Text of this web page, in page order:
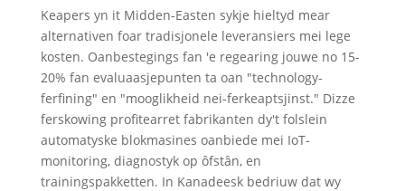
Keapers yn it Midden-Easten sykje hieltyd mear
alternativen foar tradisjonele leveransiers mei lege
kosten. Oanbestegings fan 'e regearing jouwe no 15-
20% fan evaluaasjepunten ta oan "technology-
ferfining" en "mooglikheid nei-ferkeaptsjinst." Dizze
ferskowing profitearret fabrikanten dy't folslein
automatyske blokmasines oanbiede mei IoT-
monitoring, diagnostyk op ôfstân, en
trainingspakketten. In Kanadeesk bedriuw dat wy